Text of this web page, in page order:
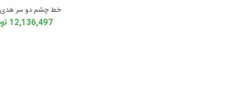
خط چشم دو سر هدی
12,136,497 تومان